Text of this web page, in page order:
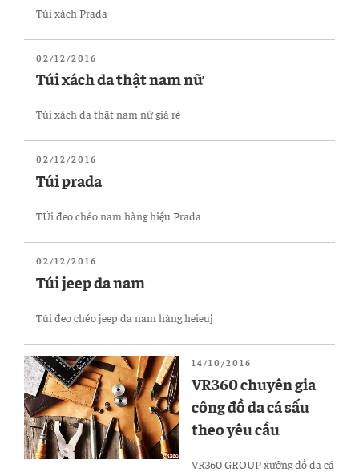
Túi xách Prada
ĐĂNG
TRONG
02/12/2016
Túi xách da thật nam nữ
Túi xách da thật nam nữ giá rẻ
ĐĂNG
TRONG
02/12/2016
Túi prada
TÚi đeo chéo nam hàng hiệu Prada
ĐĂNG
TRONG
02/12/2016
Túi jeep da nam
Túi đeo chéo jeep da nam hàng heieuj
ĐĂNG
14/10/2016
VR360 chuyên gia
công đồ da cá sấu
theo yêu cầu
VR360 GROUP xưởng đồ da cá